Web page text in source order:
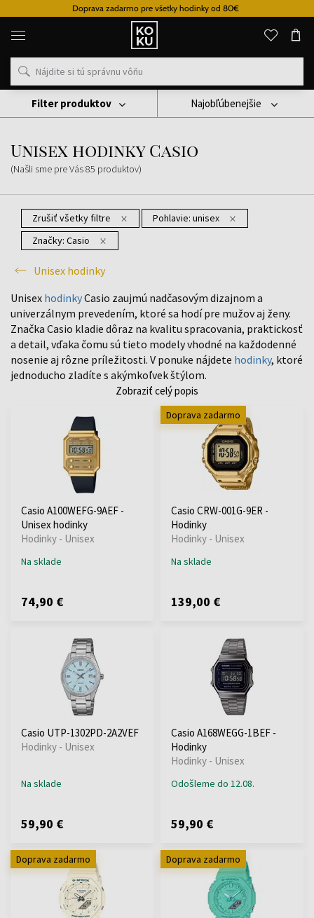
Doprava zadarmo pre všetky hodinky od 80€
Originálne
parfémy
hodinky
na
mieste
Hodinky
Unisex Hodinky Unisex Hodinky Casio
Unisex hodinky Casio
(Našli sme pre Vás85 produktov)
Najobľúbenejšie
Zrušiť všetky filtre Pohlavie: unisex
Značky: Casio
Unisex hodinky
Filter produktov
Unisex hodinkyCasio zaujmú nadčasovým dizajnom a
univerzálnym prevedením, ktoré sa hodí pre mužov aj ženy.
Značka Casio kladie dôraz na kvalitu spracovania, praktickosť
a detail, vďaka čomu sú tieto modely vhodné na každodenné
nosenie aj rôzne príležitosti. V ponuke nájdete hodinky, ktoré
jednoducho zladíte s akýmkoľvek štýlom.
Zobraziť celý popis
Casio A100WEFG-9AEF -
Unisex hodinky
Hodinky - Unisex
Na sklade
74,90 €
Doprava zadarmo
Casio CRW-001G-9ER -
Hodinky
Hodinky - Unisex
Na sklade
139,00 €
Casio UTP-1302PD-2A2VEF
Hodinky - Unisex
Na sklade
59,90 €
Casio A168WEGG-1BEF -
Hodinky
Hodinky - Unisex
Odošleme do 12.08.
59,90 €
Doprava zadarmo Doprava zadarmo